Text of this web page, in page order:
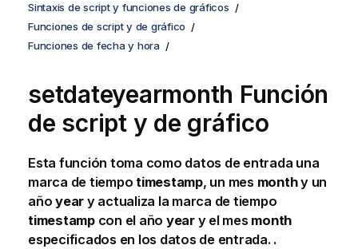
Sintaxis de script y funciones de gráficos
Funciones de script y de gráfico
Funciones de fecha y hora
setdateyearmonth Función
de script y de gráfico
Esta función toma como datos de entrada una
marca de tiempo timestamp, un mes monthy un
año year y actualiza la marca de tiempo
timestamp con el año yeary el mes month
especificados en los datos de entrada. .